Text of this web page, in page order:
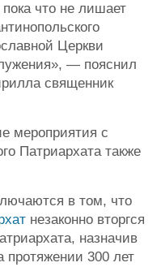
что не лишает
Церкви
— пояснил
священник
мероприятия с
Патриархата также
в том, что
незаконно вторгся
назначив
протяжении 300 лет